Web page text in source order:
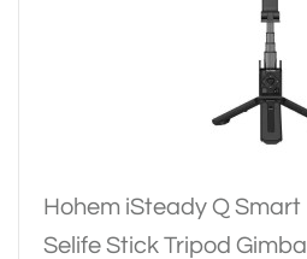
Hohem iSteady Q Smart
Selife Stick Tripod Gimbal